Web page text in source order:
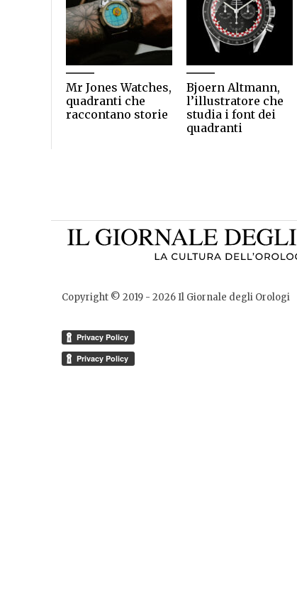
Mr Jones Watches,
quadranti che
raccontano storie
Bjoern Altmann,
l’illustratore che
studia i font dei
quadranti
Copyright © 2019 - 2026Il Giornale degli Orologi